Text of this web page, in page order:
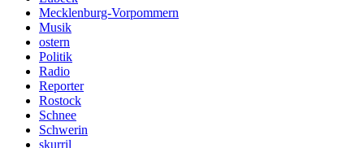
Mecklenburg-Vorpommern
Musik
ostern
Politik
Radio
Reporter
Rostock
Schnee
Schwerin
skurril